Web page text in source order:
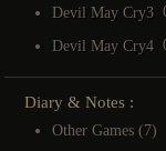
Devil May Cry3
Devil May Cry4
Diary & Notes :
Other Games (7)